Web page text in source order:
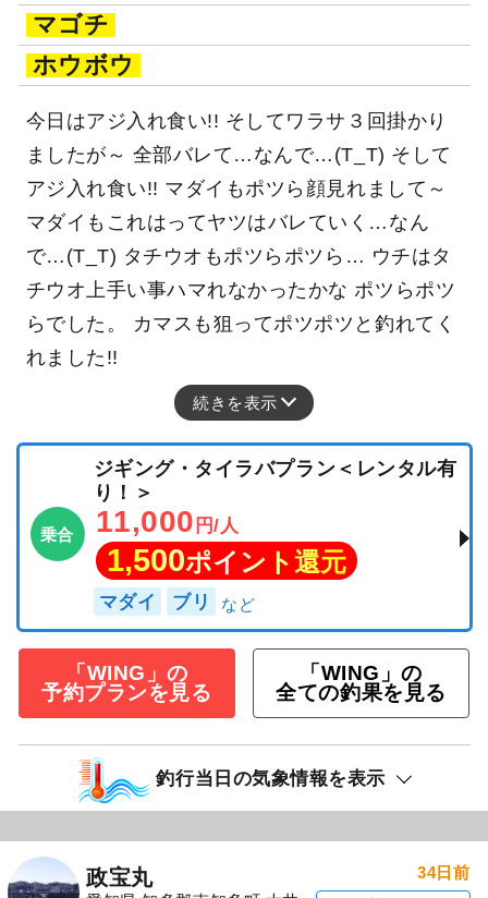
マゴチ
ホウボウ
今日はアジ入れ食い!! そしてワラサ３回掛かり
ましたが～ 全部バレて…なんで…(T_T) そして
アジ入れ食い!! マダイもポツら顔見れまして～
マダイもこれはってヤツはバレていく…なん
で…(T_T) タチウオもポツらポツら… ウチはタ
チウオ上手い事ハマれなかったかな ポツらポツ
らでした。 カマスも狙ってポツポツと釣れてく
れました!!
続きを表示
乗合
ジギング・タイラバプラン＜レンタル有
り！＞
11,000 円/人
1,500ポイント還元
マダイ ブリ
「WING」の
予約プランを見る
「WING」の
全ての釣果を見る
釣行当日の気象情報を表示
政宝丸 34日前